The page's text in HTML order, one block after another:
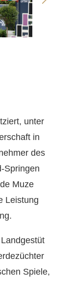
unter
in
des
Springen
Muze
Leistung
Spiele,